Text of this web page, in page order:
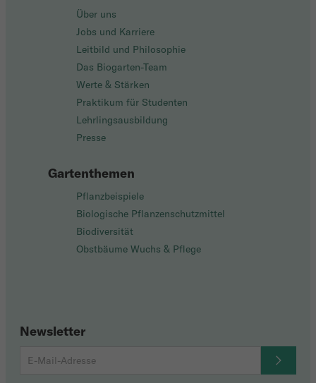
Über uns
Jobs und Karriere
Leitbild und Philosophie
Das Biogarten-Team
Werte & Stärken
Praktikum für Studenten
Lehrlingsausbildung
Presse
Gartenthemen
Pflanzbeispiele
Biologische Pflanzenschutzmittel
Biodiversität
Obstbäume Wuchs & Pflege
Newsletter